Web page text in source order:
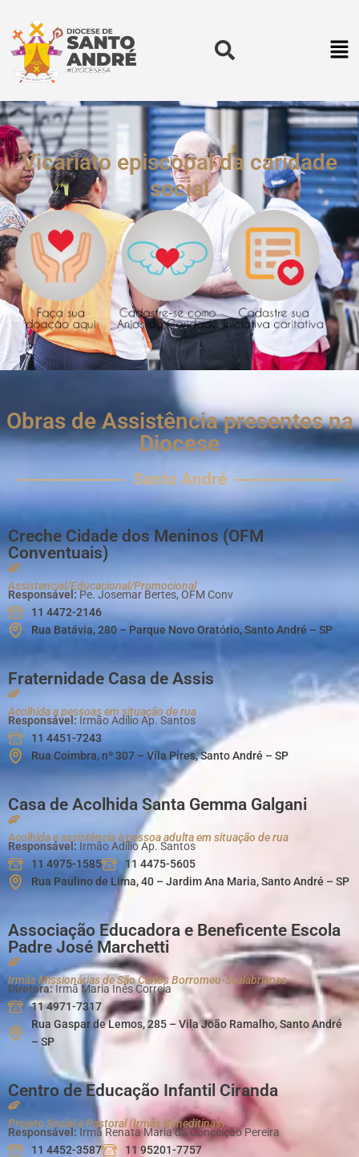
Vicariato episcopal da caridade
social
Obras de Assistência presentes na
Diocese
Santo André
Creche Cidade dos Meninos (OFM
Conventuais)
Assistencial/Educacional/Promocional
Responsável: Pe. Josemar Bertes, OFM Conv
11 4472-2146
Rua Batávia, 280 – Parque Novo Oratório, Santo André – SP
Fraternidade Casa de Assis
Acolhida a pessoas em situação de rua
Responsável: Irmão Adílio Ap. Santos
11 4451-7243
Rua Coimbra, nº 307 – Vila Pires, Santo André – SP
Casa de Acolhida Santa Gemma Galgani
Acolhida e assistência à pessoa adulta em situação de rua
Responsável: Irmão Adílio Ap. Santos
11 4975-1585
11 4475-5605
Rua Paulino de Lima, 40 – Jardim Ana Maria, Santo André – SP
Associação Educadora e Beneficente Escola
Padre José Marchetti
Irmãs Missionárias de São Carlos Borromeu-Scalabrianas
Diretora: Irmã Maria Inês Correia
11 4971-7317
Rua Gaspar de Lemos, 285 – Vila João Ramalho, Santo André
– SP
Centro de Educação Infantil Ciranda
Projeto Social e Pastoral (Irmãs Beneditinas)
Responsável: Irmã Renata Maria da Conceição Pereira
11 4452-3587
11 95201-7757